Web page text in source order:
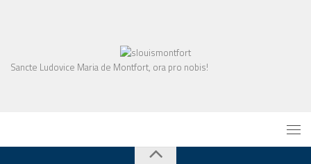
Sancte Ludovice Maria de Montfort, ora pro nobis!